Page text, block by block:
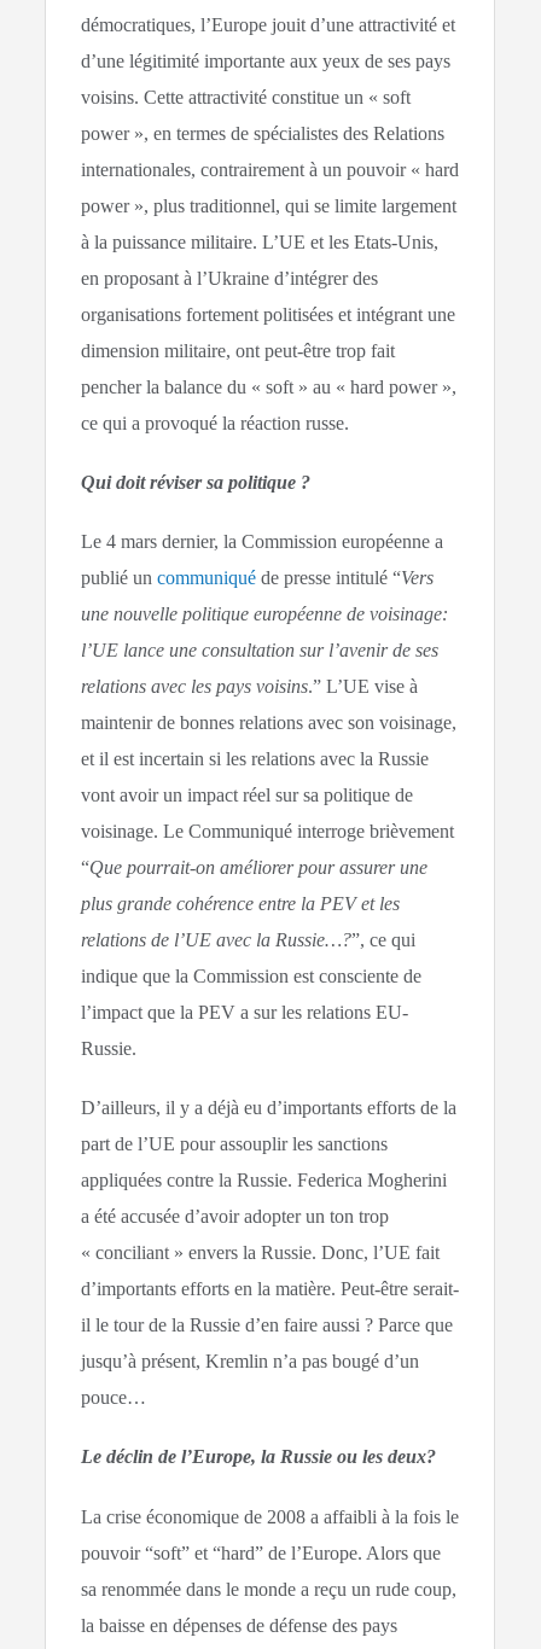
démocratiques, l’Europe jouit d’une attractivité et
d’une légitimité importante aux yeux de ses pays
voisins. Cette attractivité constitue un « soft
power », en termes de spécialistes des Relations
internationales, contrairement à un pouvoir « hard
power », plus traditionnel, qui se limite largement
à la puissance militaire. L’UE et les Etats-Unis,
en proposant à l’Ukraine d’intégrer des
organisations fortement politisées et intégrant une
dimension militaire, ont peut-être trop fait
pencher la balance du « soft » au « hard power »,
ce qui a provoqué la réaction russe.
Qui doit réviser sa politique ?
Le 4 mars dernier, la Commission européenne a
publié uncommuniqué de presse intitulé “Vers
une nouvelle politique européenne de voisinage:
l’UE lance une consultation sur l’avenir de ses
relations avec les pays voisins.” L’UE vise à
maintenir de bonnes relations avec son voisinage,
et il est incertain si les relations avec la Russie
vont avoir un impact réel sur sa politique de
voisinage. Le Communiqué interroge brièvement
“Que pourrait-on améliorer pour assurer une
plus grande cohérence entre la PEV et les
relations de l’UE avec la Russie…?”, ce qui
indique que la Commission est consciente de
l’impact que la PEV a sur les relations EU-
Russie.
D’ailleurs, il y a déjà eu d’importants efforts de la
part de l’UE pour assouplir les sanctions
appliquées contre la Russie. Federica Mogherini
a été accusée d’avoir adopter un ton trop
« conciliant » envers la Russie. Donc, l’UE fait
d’importants efforts en la matière. Peut-être serait-
il le tour de la Russie d’en faire aussi ? Parce que
jusqu’à présent, Kremlin n’a pas bougé d’un
pouce…
Le déclin de l’Europe, la Russie ou les deux?
La crise économique de 2008 a affaibli à la fois le
pouvoir “soft” et “hard” de l’Europe. Alors que
sa renommée dans le monde a reçu un rude coup,
la baisse en dépenses de défense des pays